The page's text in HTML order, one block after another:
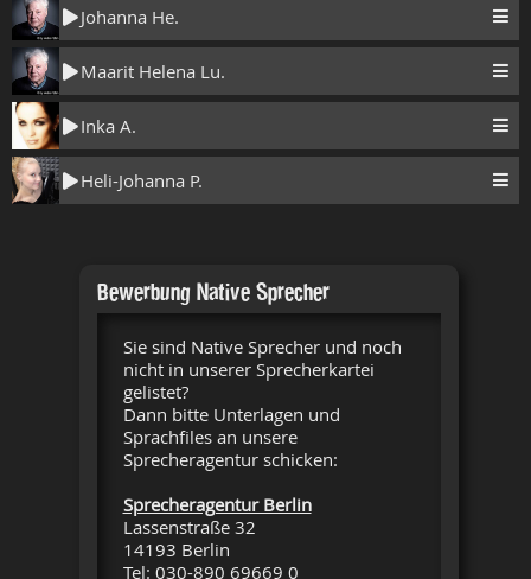
Johanna He.
Maarit Helena Lu.
Inka A.
Heli-Johanna P.
Bewerbung Native Sprecher
Sie sind Native Sprecher und noch
nicht in unserer Sprecherkartei
gelistet?
Dann bitte Unterlagen und
Sprachfiles an unsere
Sprecheragentur schicken:
Sprecheragentur Berlin
Lassenstraße 32
14193 Berlin
Tel: 030-890 69669 0